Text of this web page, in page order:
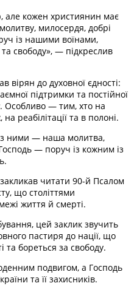
кожен християнин має
милосердя, добрі
із нашими воїнами,
свободу», — підкреслив
вірян до духовної єдності:
підтримки та постійної
Особливо — тим, хто на
реабілітації та в полоні.
ними — наша молитва,
— поруч із кожним із
читати 90-й Псалом
що століттями
життя й смерті.
цей заклик звучить
пастиря до нації, що
та бореться за свободу.
подвигом, а Господь
та її захисників.